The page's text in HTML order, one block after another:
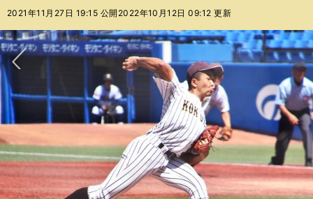
ー
バ
2021年11月27日 19:15 公開 2022年10月12日 09:12 更新
次へ
東京大・松岡泰希
大阪桐蔭・松尾汐恩
九州国際大付・野田海人
九州産業大・渡辺翔太
慶應義塾大学・下山悠介
大阪桐蔭・海老根優大
広陵・内海優太
花巻東・田代旭
佛教大・木村光
大阪ガス・河野佳
中京学院大・赤塚健利
日体大・矢澤宏太
エイジェック・林明良
東京ガス・益田武尚
京都国際・森下瑠大
高松商・浅野翔吾
立教大・荘司康誠
近江・山田陽翔
Honda・片山皓心
藤沢清流・木島直哉
中京大・澤井廉
大島高校・大野稼頭央
早稲田大・蛭間拓哉
近江・山田陽翔
東芝・吉村貢司郎
日本新薬・福永裕基
市和歌山・米田天翼
JR西日本・平良竜哉
大阪桐蔭・海老根優大
クラーク国際・辻田旭輝
広陵・森山陽一朗
山梨学院・榎谷礼央
木更津総合・越井颯一郎
大阪桐蔭・川原嗣貴
浦和学院・金田優太
九州国際大付・尾崎悠斗
大阪経済大・才木海翔
大師高校・澤田寛太
埼玉武蔵ヒートベアーズ・長尾光
上武大・小山忍
福井ネクサスエレファンツ・濱将乃介
帝京長岡・茨木秀俊
亜細亜大・松本晴
日本文理・田中晴也
苫小牧中央・斉藤優汰
上武大・加藤泰靖
富士大・金村尚真
亜細亜大・青山美夏人
神奈川大・神野竜速
名城大・眞田拓
名城大・野口泰司
明治大・蓑尾海斗
亜細亜大・田中幹也
天理大・友杉篤輝
明治大・村松開人
東北福祉大・杉澤龍
東海大札幌・門別啓人
知内・坂本拓己
日本航空石川・内藤鵬
富士大・金村尚真
上武大・加藤泰靖
近畿大・久保玲司
亜細亜大・田中幹也
天理大・友杉篤輝
近大工学部・石伊雄太
名城大・野口泰司
群馬ダイヤモンドペガサス・西濱勇星
群馬ダイヤモンドペガサス・奥村光一
大阪観光大・久保修
常葉菊川・安西叶翔
トヨタ自動車・吉野光樹
北陵・石橋駿
東筑・高崎陽登
盛岡中央・斎藤響介
聖光学院・山浅龍之介
日本文理・高橋晴也
東海大菅生・鈴木泰成
photo by Kikuchi Takahiro
鳴門・前田一輝
富島・日高暖己
高松商・浅野翔吾
香川オリーブガイナーズ・近藤壱来
青森大・名原典彦